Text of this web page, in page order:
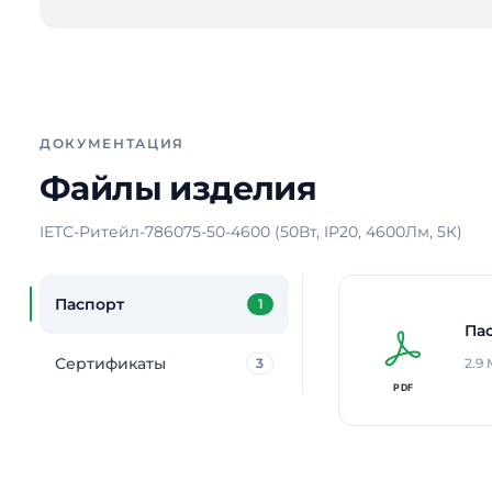
ДОКУМЕНТАЦИЯ
Файлы изделия
IETC-Ритейл-786075-50-4600 (50Вт, IP20, 4600Лм, 5К)
Паспорт 1
Сертификаты 3 2.9